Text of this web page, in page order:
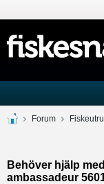
Forum
Behöver hjälp
ambassadeur